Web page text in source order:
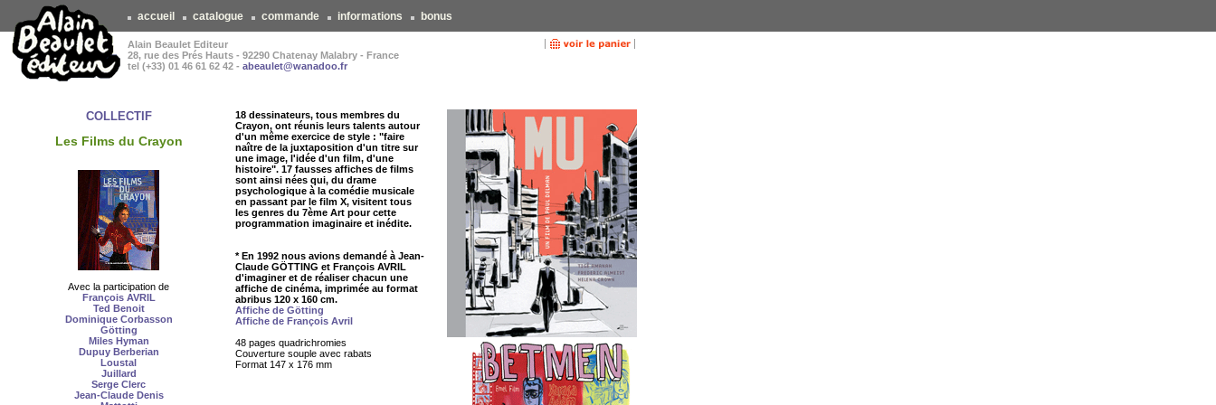
accueil catalogue commande informations bonus
Alain Beaulet Editeur
28, rue des Prés Hauts - 92290 Chatenay Malabry - France
tel (+33) 01 46 61 62 42 - abeaulet@wanadoo.fr
COLLECTIF
Les Films du Crayon
Avec la participation de
François AVRIL
Ted Benoit
Dominique Corbasson
Götting
Miles Hyman
Dupuy Berberian
Loustal
Juillard
Serge Clerc
Jean-Claude Denis
18 dessinateurs, tous membres du
Crayon, ont réunis leurs talents autour
d'un même exercice de style : "faire
naître de la juxtaposition d'un titre sur
une image, l'idée d'un film, d'une
histoire". 17 fausses affiches de films
sont ainsi nées qui, du drame
psychologique à la comédie musicale
en passant par le film X, visitent tous
les genres du 7ème Art pour cette
programmation imaginaire et inédite.
* En 1992 nous avions demandé à Jean-
Claude GÖTTING et François AVRIL
d'imaginer et de réaliser chacun une
affiche de cinéma, imprimée au format
abribus 120 x 160 cm.
Affiche de Götting
Affiche de François Avril
48 pages quadrichromies
Couverture souple avec rabats
Format 147 x 176 mm